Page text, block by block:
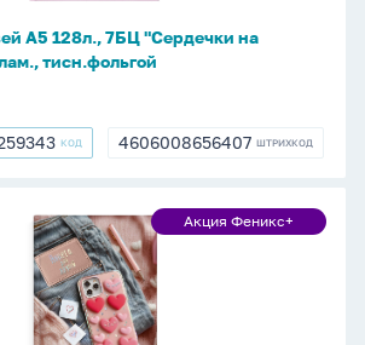
А5 128л., 7БЦ "Сердечки на
тисн.фольгой
КОД 4606008656407
4606008656407 ШТРИХКОД
Акция
Акция Феникс+